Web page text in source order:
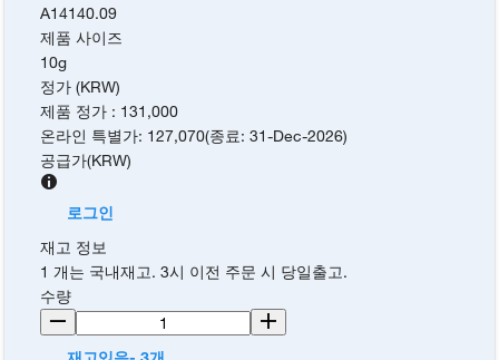
A14140.09
제품 사이즈
10g
정가 (KRW)
제품 정가 : 131,000
온라인 특별가: 127,070(종료:31-Dec-2026)
공급가(KRW)
로그인
재고 정보
1 개는 국내재고. 3시 이전 주문 시 당일출고.
수량